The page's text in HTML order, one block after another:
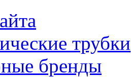
трубки
бренды